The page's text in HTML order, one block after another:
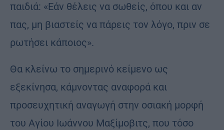
παιδιά: «Εάν θέλεις να σωθείς, όπου και αν
πας, μη βιαστείς να πάρεις τον λόγο, πριν σε
ρωτήσει κάποιος».
Θα κλείνω το σημερινό κείμενο ως
εξεκίνησα, κάμνοντας αναφορά και
προσευχητική αναγωγή στην οσιακή μορφή
του Αγίου Ιωάννου Μαξίμοβιτς, που τόσο